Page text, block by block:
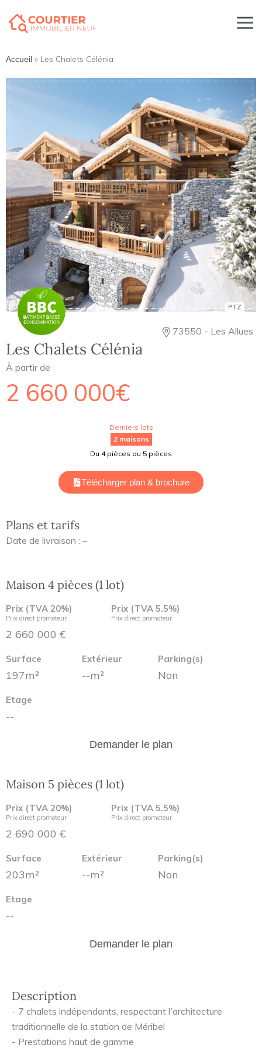
Accueil » Les Chalets Célénia
PTZ
73550 - Les Allues
Les Chalets Célénia
À partir de
2 660 000€
Derniers lots
2 maisons
Du 4 pièces au 5 pièces
Télécharger plan & brochure
Plans et tarifs
Date de livraison : –
Maison 4 pièces (1 lot)
Prix (TVA 20%)
Prix direct promoteur
2 660 000 €
Prix (TVA 5.5%)
Prix direct promoteur
Surface
197m²
Extérieur
--m²
Parking(s)
Non
Etage
--
Demander le plan
Maison 5 pièces (1 lot)
Prix (TVA 20%)
Prix direct promoteur
2 690 000 €
Prix (TVA 5.5%)
Prix direct promoteur
Surface
203m²
Extérieur
--m²
Parking(s)
Non
Etage
--
Demander le plan
Description
- 7 chalets indépendants, respectant l'architecture
traditionnelle de la station de Méribel
- Prestations haut de gamme